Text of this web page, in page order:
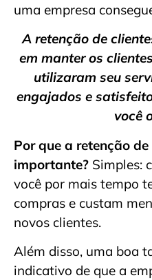
uma empresa
A retenção de
em manter os
utilizaram seu
engajados e
você
Por que a retenção
importante? Simples:
você por mais tempo
compras e custam
novos clientes.
Além disso, uma boa
indicativo de que a